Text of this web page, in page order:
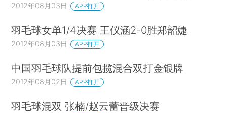
2012年08月03日 APP打开
羽毛球女单1/4决赛 王仪涵2-0胜郑韶婕
2012年08月03日 APP打开
中国羽毛球队提前包揽混合双打金银牌
2012年08月02日 APP打开
羽毛球混双 张楠/赵云蕾晋级决赛